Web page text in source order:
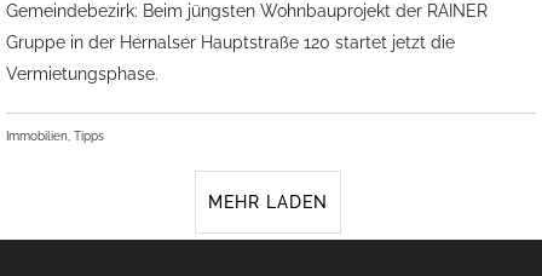
Gemeindebezirk: Beim jüngsten Wohnbauprojekt der RAINER
Gruppe in der Hernalser Hauptstraße 120 startet jetzt die
Vermietungsphase.
Immobilien, Tipps
MEHR LADEN